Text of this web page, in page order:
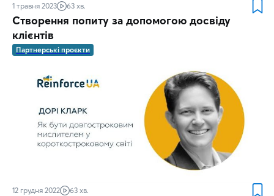
1 травня 2023 63 хв.
Створення попиту за допомогою досвіду
клієнтів
Партнерські проєкти
12 грудня 2022 63 хв.